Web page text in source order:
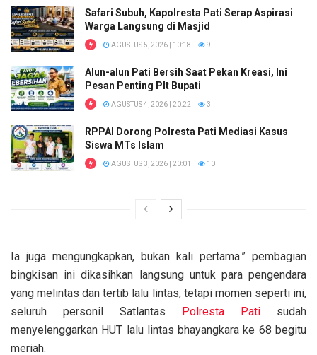
Safari Subuh, Kapolresta Pati Serap Aspirasi
Warga Langsung di Masjid
AGUSTUS 5, 2026 | 10:18 9
Alun-alun Pati Bersih Saat Pekan Kreasi, Ini
Pesan Penting Plt Bupati
AGUSTUS 4, 2026 | 20:22 3
RPPAI Dorong Polresta Pati Mediasi Kasus
Siswa MTs Islam
AGUSTUS 3, 2026 | 20:01 10
Ia juga mengungkapkan, bukan kali pertama.” pembagian
bingkisan ini dikasihkan langsung untuk para pengendara
yang melintas dan tertib lalu lintas, tetapi momen seperti ini,
seluruh personil Satlantas Polresta Pati sudah
menyelenggarkan HUT lalu lintas bhayangkara ke 68 begitu
meriah.